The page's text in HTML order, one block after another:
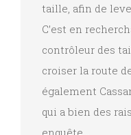
taille, afin de
C’est en
contrôleur des
croiser la route
également
qui a bien des
enquête…